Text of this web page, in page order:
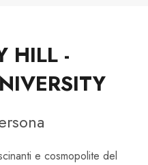
HILL -
e cosmopolite del